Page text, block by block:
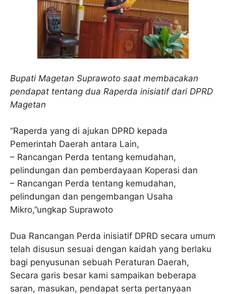
Bupati Magetan Suprawoto saat membacakan
pendapat tentang dua Raperda inisiatif dari DPRD
Magetan
“Raperda yang di ajukan DPRD kepada
Pemerintah Daerah antara Lain,
– Rancangan Perda tentang kemudahan,
pelindungan dan pemberdayaan Koperasi dan
– Rancangan Perda tentang kemudahan,
pelindungan dan pengembangan Usaha
Mikro,”ungkap Suprawoto
Dua Rancangan Perda inisiatif DPRD secara umum
telah disusun sesuai dengan kaidah yang berlaku
bagi penyusunan sebuah Peraturan Daerah,
Secara garis besar kami sampaikan beberapa
saran, masukan, pendapat serta pertanyaan